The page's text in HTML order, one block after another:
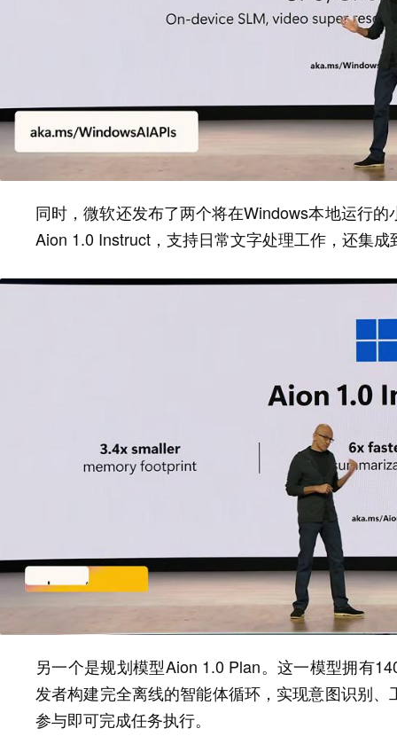
同时，微软还发布了两个将在Windows本地运行
Aion 1.0 Instruct，支持日常文字处理工作，还集
另一个是规划模型Aion 1.0 Plan。这一模型拥有
发者构建完全离线的智能体循环，实现意图识别
参与即可完成任务执行。